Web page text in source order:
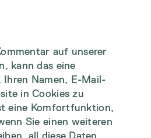
auf unserer
kann das eine
Ihren Namen, E-Mail-
in Cookies zu
eine Komfortfunktion,
Sie einen weiteren
all diese Daten